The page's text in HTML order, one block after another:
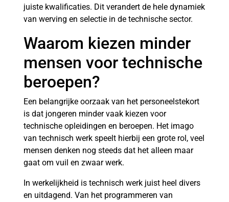
juiste kwalificaties. Dit verandert de hele dynamiek
van werving en selectie in de technische sector.
Waarom kiezen minder
mensen voor technische
beroepen?
Een belangrijke oorzaak van het personeelstekort
is dat jongeren minder vaak kiezen voor
technische opleidingen en beroepen. Het imago
van technisch werk speelt hierbij een grote rol, veel
mensen denken nog steeds dat het alleen maar
gaat om vuil en zwaar werk.
In werkelijkheid is technisch werk juist heel divers
en uitdagend. Van het programmeren van